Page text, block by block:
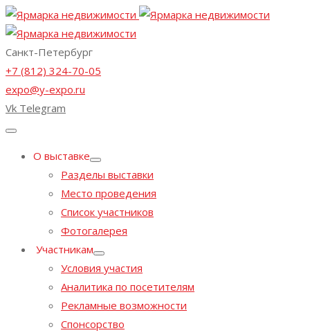
Санкт-Петербург
+7 (812) 324-70-05
expo@y-expo.ru
Vk Telegram
О выставке
Разделы выставки
Место проведения
Список участников
Фотогалерея
Участникам
Условия участия
Аналитика по посетителям
Рекламные возможности
Спонсорство